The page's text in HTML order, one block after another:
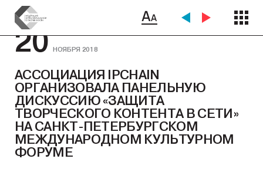
20 НОЯБРЯ 2018
АССОЦИАЦИЯ IPCHAIN
ОРГАНИЗОВАЛА ПАНЕЛЬНУЮ
ДИСКУССИЮ «ЗАЩИТА
ТВОРЧЕСКОГО КОНТЕНТА В СЕТИ»
НА САНКТ-ПЕТЕРБУРГСКОМ
МЕЖДУНАРОДНОМ КУЛЬТУРНОМ
ФОРУМЕ